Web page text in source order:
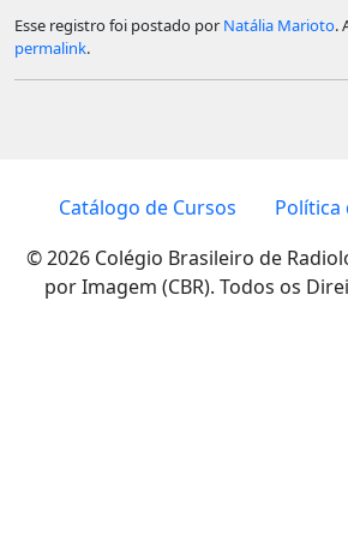
Esse registro foi postado por Natália Marioto.
permalink.
Catálogo de Cursos
Política
© 2026 Colégio Brasileiro de
por Imagem (CBR). Todos os